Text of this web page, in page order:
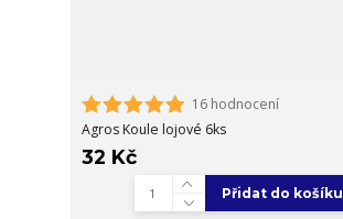
16 hodnocení
Agros Koule lojové 6ks
32 Kč
Přidat do košíku